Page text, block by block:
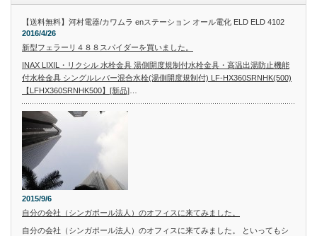
【送料無料】河村電器/カワムラ enステーション オール電化 ELD ELD 4102
2016/4/26
新型フェラーリ４８８スパイダーを買いました。
INAX LIXIL・リクシル 水栓金具 湯側開度規制付水栓金具・高温出湯防止機能
付水栓金具 シングルレバー混合水栓(湯側開度規制付) LF-HX360SRNHK(500)
【LFHX360SRNHK500】[新品]
2015/9/6
自分の会社（シンガポール法人）のオフィスに来てみました。
自分の会社（シンガポール法人）のオフィスに来てみました。 といってもシ